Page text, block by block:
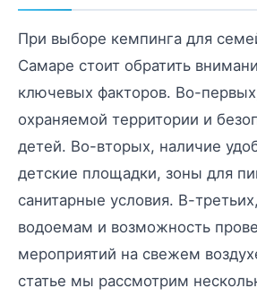
При выборе кемпинга для
Самаре стоит обратить
ключевых факторов. Во-
охраняемой территории и
детей. Во-вторых, наличие
детские площадки, зоны для
санитарные условия. В-
водоемам и возможность
мероприятий на свежем
статье мы рассмотрим